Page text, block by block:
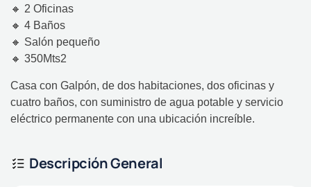
🔸 2 Oficinas
🔸 4 Baños
🔸 Salón pequeño
🔸 350Mts2
Casa con Galpón, de dos habitaciones, dos oficinas y
cuatro baños, con suministro de agua potable y servicio
eléctrico permanente con una ubicación increíble.
Descripción General